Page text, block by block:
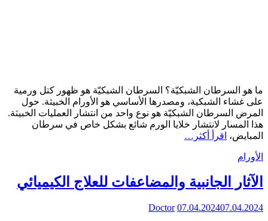
ما هو السرطان الشبكيّة؟ السرطان الشبكيّة هو ظهور كتل ورمية
على غشاء الشبكية، ومصدرها الأساسي هو الأورام الخبيثة. حول
المرض السرطان الشبكيّة هو نوع واحد من انتشار العمليات الخبيثة.
هذا المسار لانتشار خلايا الورم شائع بشكل خاص في سرطان
المبايض، اقرأ أكثر…
الأورام
الآثار الجانبية والمضاعفات للعلاج الكيميائي
07.04.202407.04.2024
Doctor